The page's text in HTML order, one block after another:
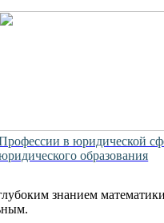
в юридической
образования
знанием